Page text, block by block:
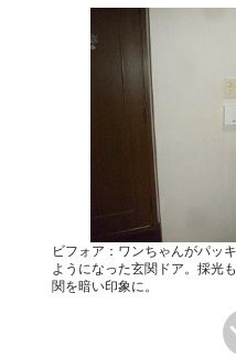
ビフォア：ワンちゃんがパッ
ようになった玄関ドア。採光
関を暗い印象に。